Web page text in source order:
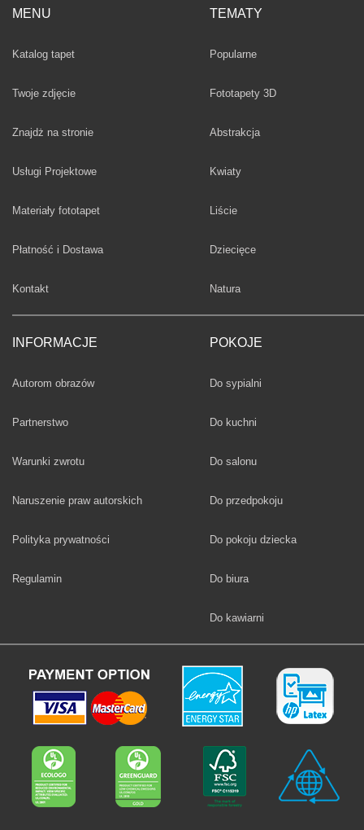
MENU
Katalog tapet
Twoje zdjęcie
Znajdż na stronie
Usługi Projektowe
Materiały fototapet
Płatność i Dostawa
Kontakt
INFORMACJE
Autorom obrazów
Partnerstwo
Warunki zwrotu
Naruszenie praw autorskich
Polityka prywatności
Regulamin
TEMATY
Fototapety
Popularne
Fototapety 3D
Fototapety
Abstrakcja
Fototapety
Kwiaty
Fototapety
Liście
Fototapety
Dziecięce
Fototapety
Natura
POKOJE
Fototapety
Do sypialni
Fototapety
Do kuchni
Fototapety
Do salonu
Fototapety
Do przedpokoju
Fototapety
Do pokoju dziecka
Fototapety
Do biura
Fototapety
Do kawiarni